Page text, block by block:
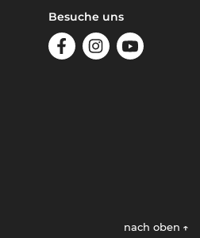
Besuche uns
nach oben